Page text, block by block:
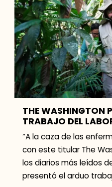
THE WASHINGTON
TRABAJO DEL
INNOVACIÓN EN
COMUNIDADES
AMAZONAS
“A la caza de las
con este titular The
los diarios más leídos
presentó el arduo